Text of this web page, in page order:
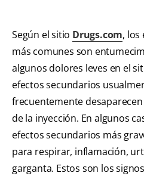
Según el sitio Drugs.com, los
más comunes son
algunos dolores leves en el
efectos secundarios
frecuentemente
de la inyección. En algunos
efectos secundarios más
para respirar, inflamación,
garganta. Estos son los